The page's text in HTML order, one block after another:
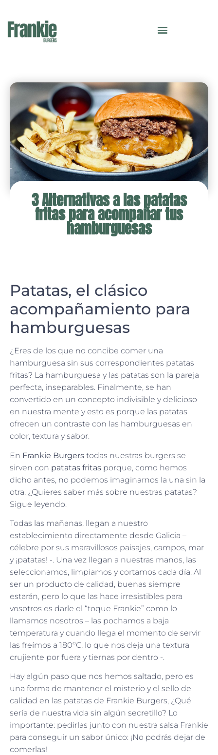
3 Alternativas a las patatas
fritas para acompañar tus
hamburguesas
Patatas, el clásico
acompañamiento para
hamburguesas
¿Eres de los que no concibe comer una
hamburguesa sin sus correspondientes patatas
fritas? La hamburguesa y las patatas son la pareja
perfecta, inseparables. Finalmente, se han
convertido en un concepto indivisible y delicioso
en nuestra mente y esto es porque las patatas
ofrecen un contraste con las hamburguesas en
color, textura y sabor.
En Frankie Burgers todas nuestras burgers se
sirven con patatas fritas porque, como hemos
dicho antes, no podemos imaginarnos la una sin la
otra. ¿Quieres saber más sobre nuestras patatas?
Sigue leyendo.
Todas las mañanas, llegan a nuestro
establecimiento directamente desde Galicia –
célebre por sus maravillosos paisajes, campos, mar
y ¡patatas! -. Una vez llegan a nuestras manos, las
seleccionamos, limpiamos y cortamos cada día. Al
ser un producto de calidad, buenas siempre
estarán, pero lo que las hace irresistibles para
vosotros es darle el “toque Frankie” como lo
llamamos nosotros – las pochamos a baja
temperatura y cuando llega el momento de servir
las freímos a 180ºC, lo que nos deja una textura
crujiente por fuera y tiernas por dentro -.
Hay algún paso que nos hemos saltado, pero es
una forma de mantener el misterio y el sello de
calidad en las patatas de Frankie Burgers, ¿Qué
sería de nuestra vida sin algún secretillo? Lo
importante: pedirlas junto con nuestra salsa Frankie
para conseguir un sabor único: ¡No podrás dejar de
comerlas!